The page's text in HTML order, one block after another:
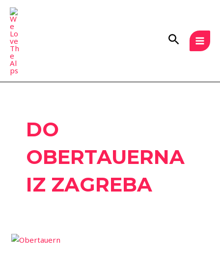
Skip
content
Search
DO
OBERTAUERNA
IZ ZAGREBA
Obertauern